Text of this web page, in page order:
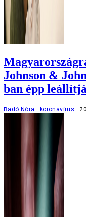
Johnson &
ban épp
Radó Nóra koronavírus